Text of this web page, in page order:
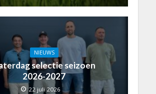
NIEUWS
selectie seizoen
2026-2027
22 juli 2026